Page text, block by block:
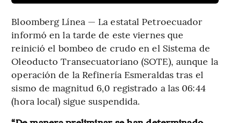
Bloomberg Línea — La estatal Petroecuador
informó en la tarde de este viernes que
reinició el bombeo de crudo en el Sistema de
Oleoducto Transecuatoriano (SOTE), aunque la
operación de la Refinería Esmeraldas tras el
sismo de magnitud 6,0 registrado a las 06:44
(hora local) sigue suspendida.